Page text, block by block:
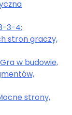
3-4:
stron graczy,
w budowie,
strony,